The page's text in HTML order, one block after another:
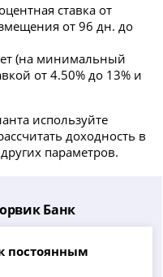
ставка от
от 96 дн. до
(на минимальный
от 4.50% до 13% и
используйте
доходность в
параметров.
Банк
постоянным